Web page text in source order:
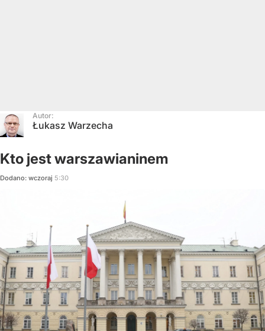
Autor:
Łukasz Warzecha
Kto jest warszawianinem
Dodano: wczoraj 5:30